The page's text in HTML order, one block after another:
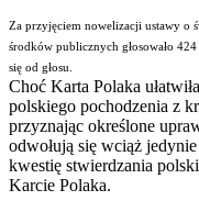
Za przyjęciem nowelizacji ustawy o
środków publicznych głosowało
się od głosu.
Choć Karta Polaka
polskiego pochodzenia z
przyznając określone
odwołują się wciąż
kwestię stwierdzania
Karcie Polaka.